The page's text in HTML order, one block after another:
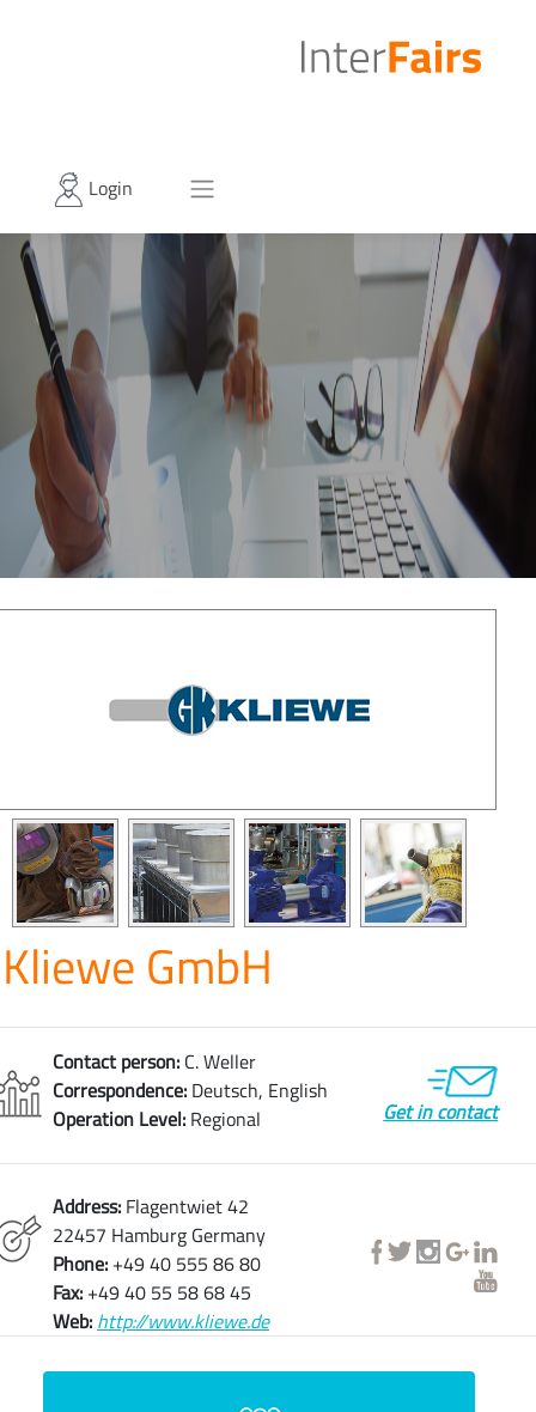
Login
Kliewe GmbH
Contact person: C. Weller
Correspondence: Deutsch, English
Operation Level: Regional Get in contact
Address: Flagentwiet 42
22457 Hamburg Germany
Phone: +49 40 555 86 80
Fax: +49 40 55 58 68 45
Web: http://www.kliewe.de